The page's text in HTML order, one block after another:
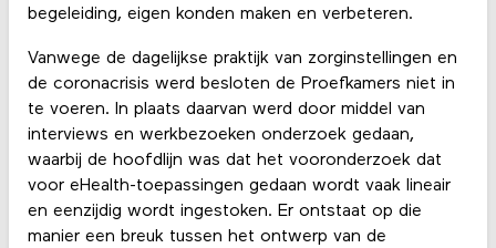
begeleiding, eigen konden maken en verbeteren.
Vanwege de dagelijkse praktijk van zorginstellingen en
de coronacrisis werd besloten de Proefkamers niet in
te voeren. In plaats daarvan werd door middel van
interviews en werkbezoeken onderzoek gedaan,
waarbij de hoofdlijn was dat het vooronderzoek dat
voor eHealth-toepassingen gedaan wordt vaak lineair
en eenzijdig wordt ingestoken. Er ontstaat op die
manier een breuk tussen het ontwerp van de